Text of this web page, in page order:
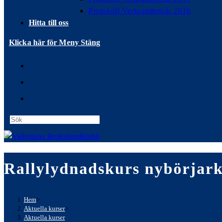
Protokoll Verksamhetsår 2016
Hitta till oss
Klicka här för Meny Stäng
to
close
the
Rallylydnadskurs
Hem>
Aktuella kurser>
Aktuella kurser